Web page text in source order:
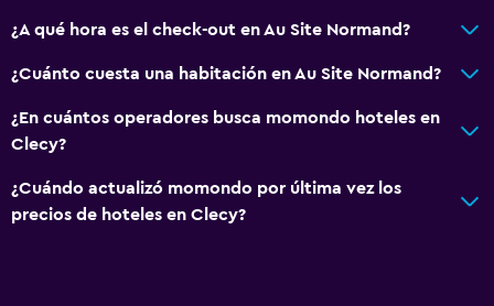
¿A qué hora es el check-out en Au Site Normand?
¿Cuánto cuesta una habitación en Au Site Normand?
¿En cuántos operadores busca momondo hoteles en
Clecy?
¿Cuándo actualizó momondo por última vez los
precios de hoteles en Clecy?